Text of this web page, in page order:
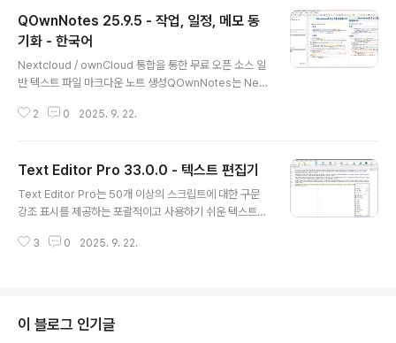
QOwnNotes 25.9.5 - 작업, 일정, 메모 동
기화 - 한국어
Nextcloud / ownCloud 통합을 통한 무료 오픈 소스 일
반 텍스트 파일 마크다운 노트 생성QOwnNotes는 Next
inux, macOS 및 Windows용 마크다운 지원 및 작업관
xtcloud 노트 또는 Nextcloud/ownCloud 웹 서비스와
같은 모바일 장치에서 생각을 편집하거나 검색할 수 있습
니다.노트는 일반 텍스트 마크다운 파일로 저장되며 Next
g 또는 Dropbox와 같은 다른 소프트웨어도 사용할 수 있
2 0 2025. 9. 22.
Text Editor Pro 33.0.0 - 텍스트 편집기
Text Editor Pro는 50개 이상의 스크립트에 대한 구문
강조 표시를 제공하는 포괄적이고 사용하기 쉬운 텍스트
T Graph Drawing, DSP, DWScript, Fortran, Foxpr
한 도구가 됩니다.응용 프로그램의 그래픽 디자인이 얼마
나 멋져 보이는지 바로 확인하실 수 있습니다. 단순성과 접
3 0 2025. 9. 22.
이 블로그 인기글